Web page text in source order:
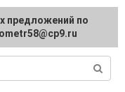
предложений по
предложений по